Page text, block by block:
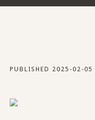
PUBLISHED 2025-02-05